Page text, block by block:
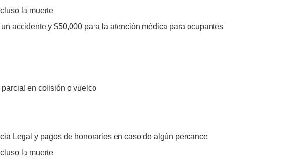
la muerte
accidente y $50,000 para la atención médica para ocupantes
en colisión o vuelco
Legal y pagos de honorarios en caso de algún percance
la muerte